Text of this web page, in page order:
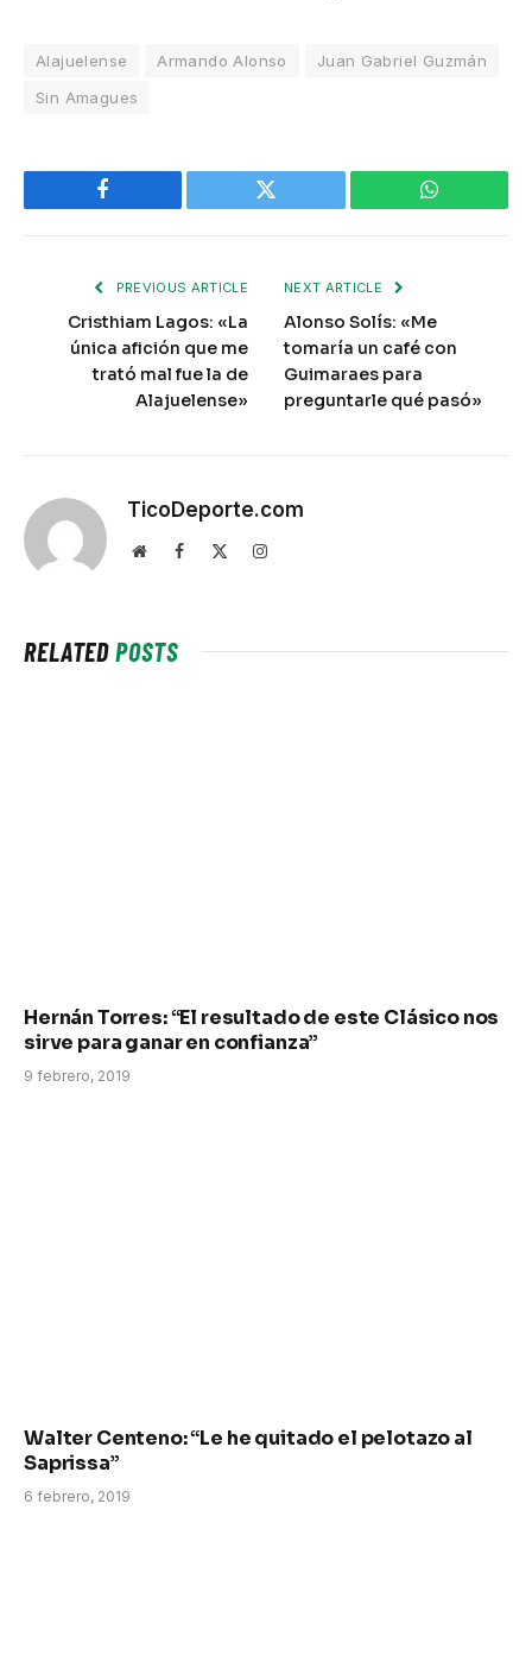
Alajuelense Armando Alonso
Juan Gabriel Guzmán
Sin Amagues
Facebook Twitter WhatsApp
PREVIOUS ARTICLE
Cristhiam Lagos: «La
única afición que me
trató mal fue la de
Alajuelense»
NEXT ARTICLE
Alonso Solís: «Me
tomaría un café con
Guimaraes para
preguntarle qué pasó»
TicoDeporte.com
WebsiteFacebook Instagram
RELATEDPOSTS
Hernán Torres: “El resultado de este Clásico nos
sirve para ganar en confianza”
9 febrero, 2019
Walter Centeno: “Le he quitado el pelotazo al
Saprissa”
6 febrero, 2019